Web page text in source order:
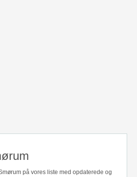
på vores liste med opdaterede og